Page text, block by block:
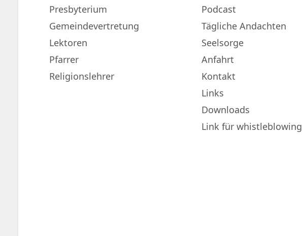
Presbyterium
Gemeindevertretung
Lektoren
Pfarrer
Religionslehrer
Podcast
Tägliche Andachten
Seelsorge
Anfahrt
Kontakt
Links
Downloads
Link für whistleblowing